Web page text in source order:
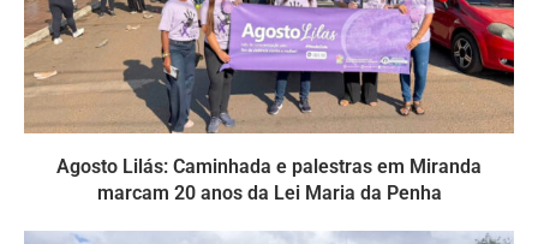
Agosto Lilás: Caminhada e palestras em Miranda
marcam 20 anos da Lei Maria da Penha